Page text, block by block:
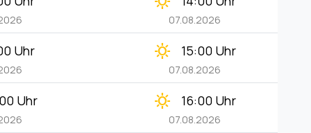
07.08.2026
Uhr clear_day 15:00 Uhr
07.08.2026
Uhr clear_day 16:00 Uhr
07.08.2026